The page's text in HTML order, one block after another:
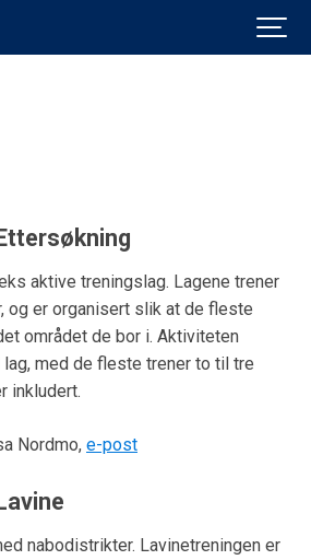
aktive treningslag. Lagene trener
og er organisert slik at de fleste
området de bor i. Aktiviteten
med de fleste trener to til tre
inkludert.
Nordmo, e-post
nabodistrikter. Lavinetreningen er